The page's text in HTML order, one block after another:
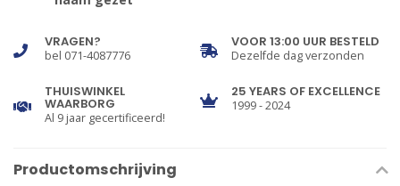
VRAGEN?
bel 071-4087776
VOOR 13:00 UUR BESTELD
Dezelfde dag verzonden
THUISWINKEL
WAARBORG
Al 9 jaar gecertificeerd!
25 YEARS OF EXCELLENCE
1999 - 2024
Productomschrijving